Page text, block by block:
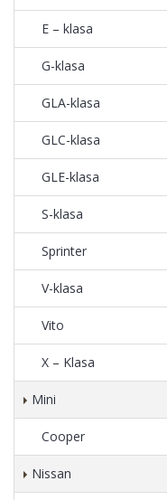
E – klasa
G-klasa
GLA-klasa
GLC-klasa
GLE-klasa
S-klasa
Sprinter
V-klasa
Vito
X – Klasa
Mini
Cooper
Nissan